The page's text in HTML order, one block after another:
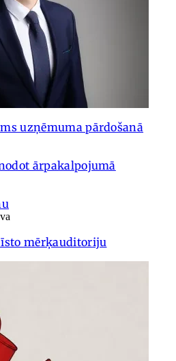
uzņēmuma pārdošanā
ārpakalpojumā
mērķauditoriju